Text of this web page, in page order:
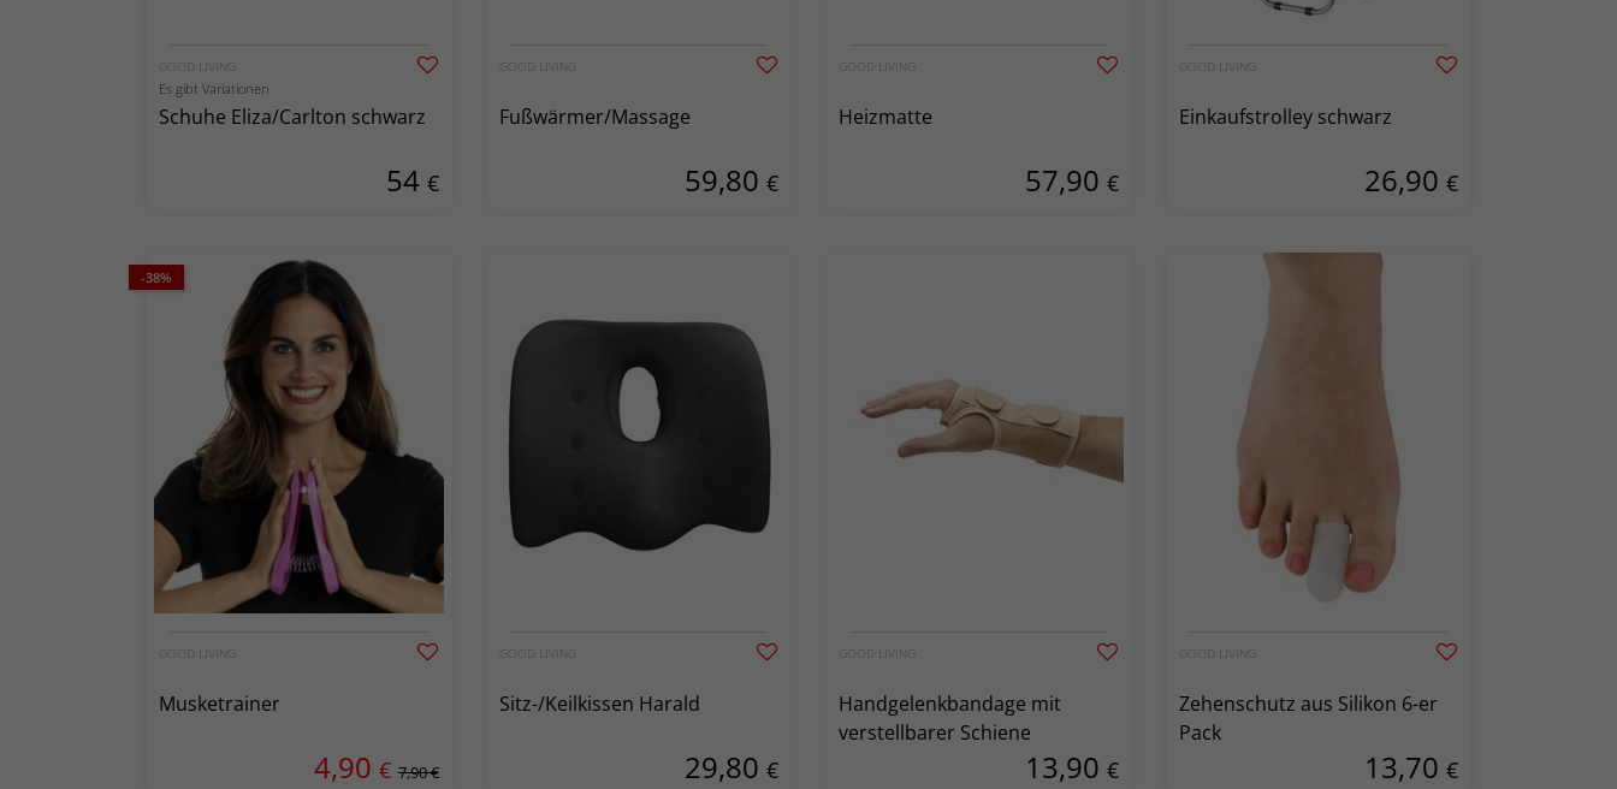
GOOD LIVING
Es gibt Variationen
Schuhe Eliza/Carlton schwarz
54 €
GOOD LIVING
Fußwärmer/Massage
59,80 €
GOOD LIVING
Heizmatte
57,90 €
GOOD LIVING
Einkaufstrolley schwarz
26,90 €
-38%
GOOD LIVING
Musketrainer
4,90 € 7,90 €
GOOD LIVING
Sitz-/Keilkissen Harald
29,80 €
GOOD LIVING
Handgelenkbandage mit
verstellbarer Schiene
13,90 €
GOOD LIVING
Zehenschutz aus Silikon 6-er
Pack
13,70 €